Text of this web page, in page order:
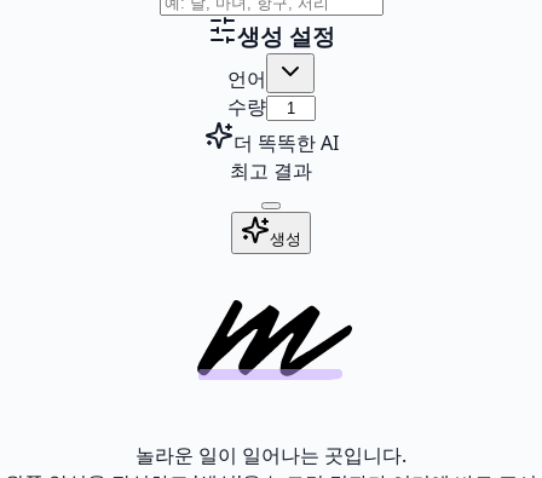
생성 설정
언어
수량
더 똑똑한 AI
최고 결과
생성
놀라운 일이 일어나는 곳입니다.